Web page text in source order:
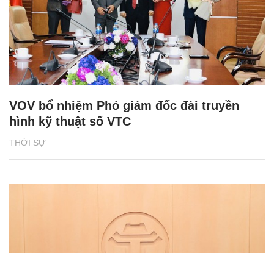
THỜI SỰ
VOV bổ nhiệm Phó giám đốc đài truyền
hình kỹ thuật số VTC